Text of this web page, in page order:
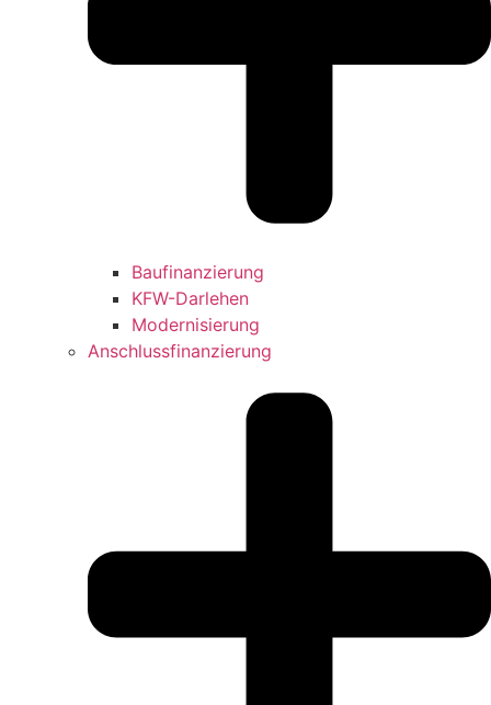
Baufinanzierung
KFW-Darlehen
Modernisierung
Anschlussfinanzierung